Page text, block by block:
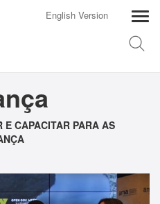
English Version
CAPACITAR PARA AS